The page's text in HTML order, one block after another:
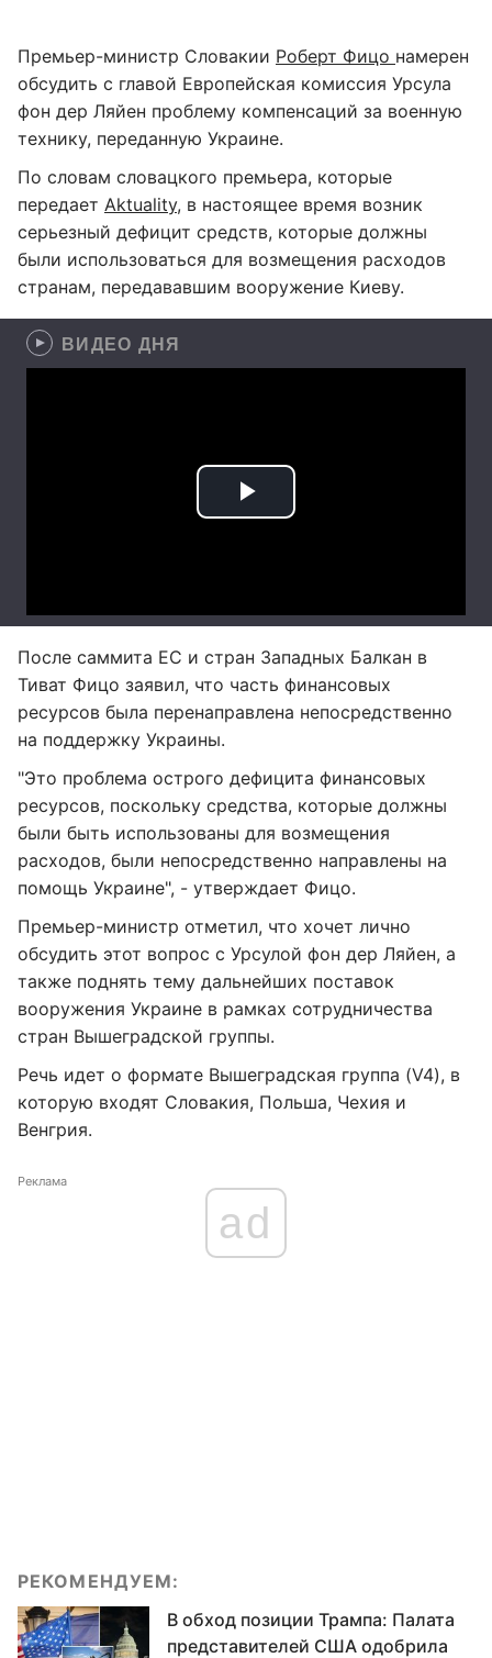
Премьер-министр Словакии Роберт Фицо намерен
обсудить с главой Европейская комиссия Урсула
фон дер Ляйен проблему компенсаций за военную
технику, переданную Украине.
По словам словацкого премьера, которые
передает Aktuality, в настоящее время возник
серьезный дефицит средств, которые должны
были использоваться для возмещения расходов
странам, передававшим вооружение Киеву.
ВИДЕО ДНЯ
После саммита ЕС и стран Западных Балкан в
Тиват Фицо заявил, что часть финансовых
ресурсов была перенаправлена непосредственно
на поддержку Украины.
"Это проблема острого дефицита финансовых
ресурсов, поскольку средства, которые должны
были быть использованы для возмещения
расходов, были непосредственно направлены на
помощь Украине", - утверждает Фицо.
Премьер-министр отметил, что хочет лично
обсудить этот вопрос с Урсулой фон дер Ляйен, а
также поднять тему дальнейших поставок
вооружения Украине в рамках сотрудничества
стран Вышеградской группы.
Речь идет о формате Вышеградская группа (V4), в
которую входят Словакия, Польша, Чехия и
Венгрия.
Реклама
ad
РЕКОМЕНДУЕМ:
В обход позиции Трампа: Палата
представителей США одобрила